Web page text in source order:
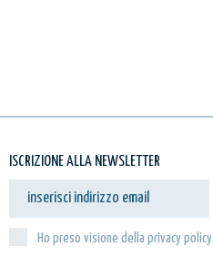
ISCRIZIONE ALLA NEWSLETTER
Ho preso visione della privacy policy